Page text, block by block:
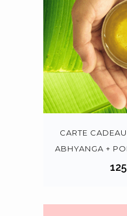
CARTE
ABHYANGA +